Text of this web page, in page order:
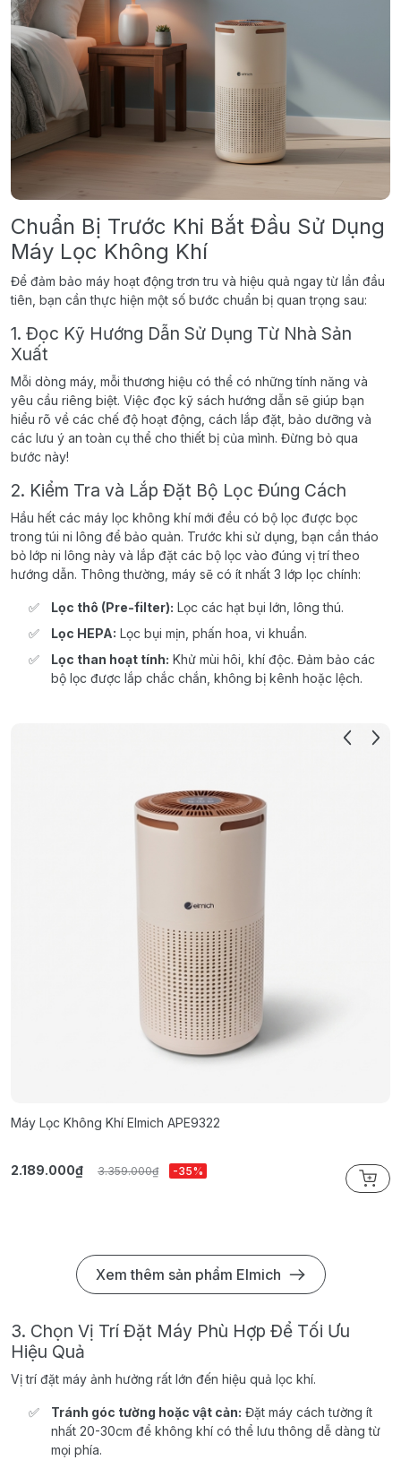
Chuẩn Bị Trước Khi Bắt Đầu Sử Dụng
Máy Lọc Không Khí
Để đảm bảo máy hoạt động trơn tru và hiệu quả ngay từ lần đầu
tiên, bạn cần thực hiện một số bước chuẩn bị quan trọng sau:
1. Đọc Kỹ Hướng Dẫn Sử Dụng Từ Nhà Sản
Xuất
Mỗi dòng máy, mỗi thương hiệu có thể có những tính năng và
yêu cầu riêng biệt. Việc đọc kỹ sách hướng dẫn sẽ giúp bạn
hiểu rõ về các chế độ hoạt động, cách lắp đặt, bảo dưỡng và
các lưu ý an toàn cụ thể cho thiết bị của mình. Đừng bỏ qua
bước này!
2. Kiểm Tra và Lắp Đặt Bộ Lọc Đúng Cách
Hầu hết các máy lọc không khí mới đều có bộ lọc được bọc
trong túi ni lông để bảo quản. Trước khi sử dụng, bạn cần tháo
bỏ lớp ni lông này và lắp đặt các bộ lọc vào đúng vị trí theo
hướng dẫn. Thông thường, máy sẽ có ít nhất 3 lớp lọc chính:
Lọc thô (Pre-filter): Lọc các hạt bụi lớn, lông thú.
Lọc HEPA: Lọc bụi mịn, phấn hoa, vi khuẩn.
Lọc than hoạt tính: Khử mùi hôi, khí độc. Đảm bảo các
bộ lọc được lắp chắc chắn, không bị kênh hoặc lệch.
Máy Lọc Không Khí Elmich APE9322
2.189.000₫ 3.359.000₫ -35%
Xem thêm sản phẩm Elmich
3. Chọn Vị Trí Đặt Máy Phù Hợp Để Tối Ưu
Hiệu Quả
Vị trí đặt máy ảnh hưởng rất lớn đến hiệu quả lọc khí.
Tránh góc tường hoặc vật cản: Đặt máy cách tường ít
nhất 20-30cm để không khí có thể lưu thông dễ dàng từ
mọi phía.